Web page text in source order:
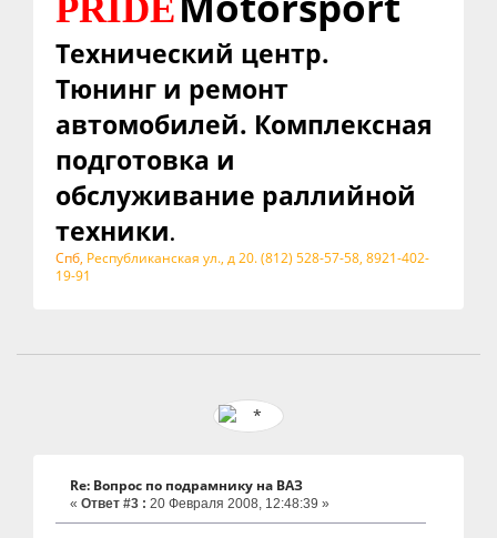
PRIDE
Технический центр.
Тюнинг и ремонт
автомобилей. Комплексная
подготовка и
обслуживание раллийной
техники.
Спб, Республиканская ул., д 20. (812) 528-57-58, 8921-402-
19-91
Re: Вопрос по подрамнику на ВАЗ
« Ответ #3 : 20 Февраля 2008, 12:48:39 »